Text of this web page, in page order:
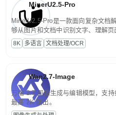
MinerU2.5-Pro
MinerU2.5-Pro是一款面向复杂文档
够从图片和文档中识别文字、理解
为便于存储、检索和二次处理的结构
8K 多语言 文档处理/OCR
Wan2.7-Image
万相 2.7 图像生成与编辑模型，支
最高 2K 输出。